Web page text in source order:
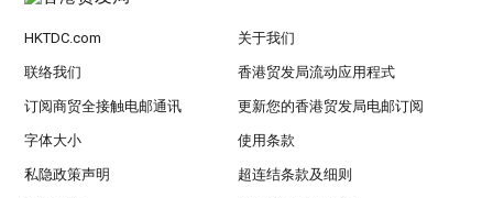
HKTDC.com 关于我们
联络我们 香港贸发局流动应用程式
订阅商贸全接触电邮通讯 更新您的香港贸发局电邮订阅
字体大小 使用条款
私隐政策声明 超连结条款及细则